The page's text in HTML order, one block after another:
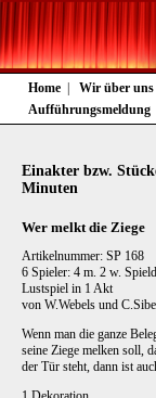
Navigation
überspringen
Home Wir über uns
Aufführungsmeldung
Einakter bzw.
Minuten
Wer melkt die Ziege
Artikelnummer: SP 168
6 Spieler: 4 m. 2 w.
Lustspiel in 1 Akt
von W.Webels und
Wenn man die ganze
seine Ziege melken soll,
der Tür steht, dann ist